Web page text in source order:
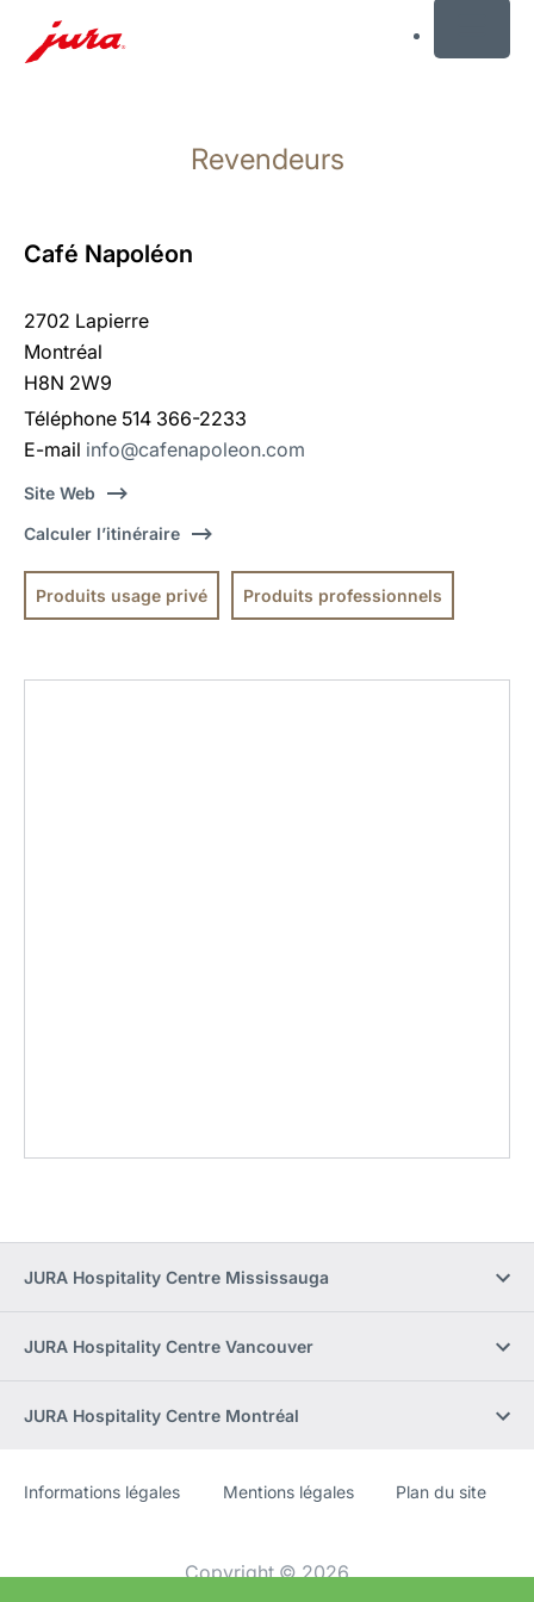
recherche
Revendeurs
Café Napoléon
2702 Lapierre
Montréal
H8N 2W9
Téléphone 514 366-2233
E-mail info@cafenapoleon.com
Site Web
Calculer l’itinéraire
Produits usage privé Produits professionnels
JURA Hospitality Centre Mississauga
JURA Hospitality Centre Vancouver
JURA Hospitality Centre Montréal
Site
[Website
Informations légales Mentions légales Plan du site
Copyright © 2026